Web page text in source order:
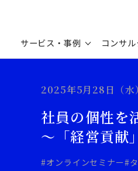
サービス・事例 コンサ
コンサルティングサービス
コンサルティング事例
セミナー情報
最新ソリューション
連載／寄稿／書籍
2025年5月28日（水
社員の個性を
～「経営貢献
#オンラインセミナー#